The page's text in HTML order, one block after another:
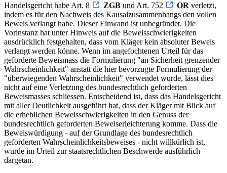
Handelsgericht habe Art. 8
ZGB und Art. 752 OR verletzt,
indem es für den Nachweis des Kausalzusammenhangs den vollen
Beweis verlangt habe. Dieser Einwand ist unbegründet. Die
Vorinstanz hat unter Hinweis auf die Beweisschwierigkeiten
ausdrücklich festgehalten, dass vom Kläger kein absoluter Beweis
verlangt werden könne. Wenn im angefochtenen Urteil für das
geforderte Beweismass die Formulierung "an Sicherheit grenzender
Wahrscheinlichkeit" anstatt die hier bevorzugte Formulierung der
"überwiegenden Wahrscheinlichkeit" verwendet wurde, lässt dies
nicht auf eine Verletzung des bundesrechtlich geforderten
Beweismasses schliessen. Entscheidend ist, dass das Handelsgericht
mit aller Deutlichkeit ausgeführt hat, dass der Kläger mit Blick auf
die erheblichen Beweisschwierigkeiten in den Genuss der
bundesrechtlich geforderten Beweiserleichterung komme. Dass die
Beweiswürdigung - auf der Grundlage des bundesrechtlich
geforderten Wahrscheinlichkeitsbeweises - nicht willkürlich ist,
wurde im Urteil zur staatsrechtlichen Beschwerde ausführlich
dargetan.